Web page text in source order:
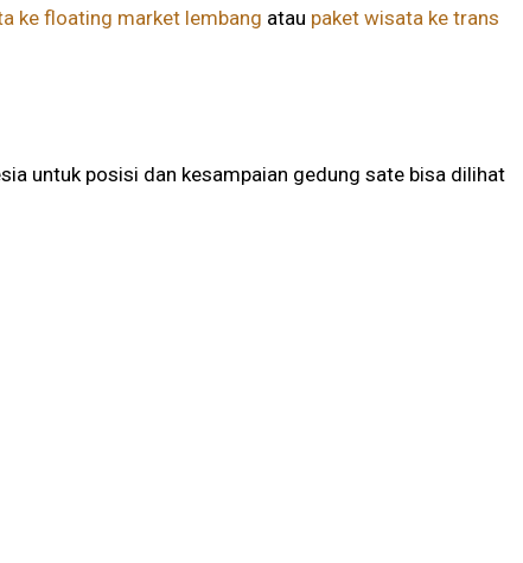
ke floating market lembang atau paket wisata ke trans
untuk posisi dan kesampaian gedung sate bisa dilihat